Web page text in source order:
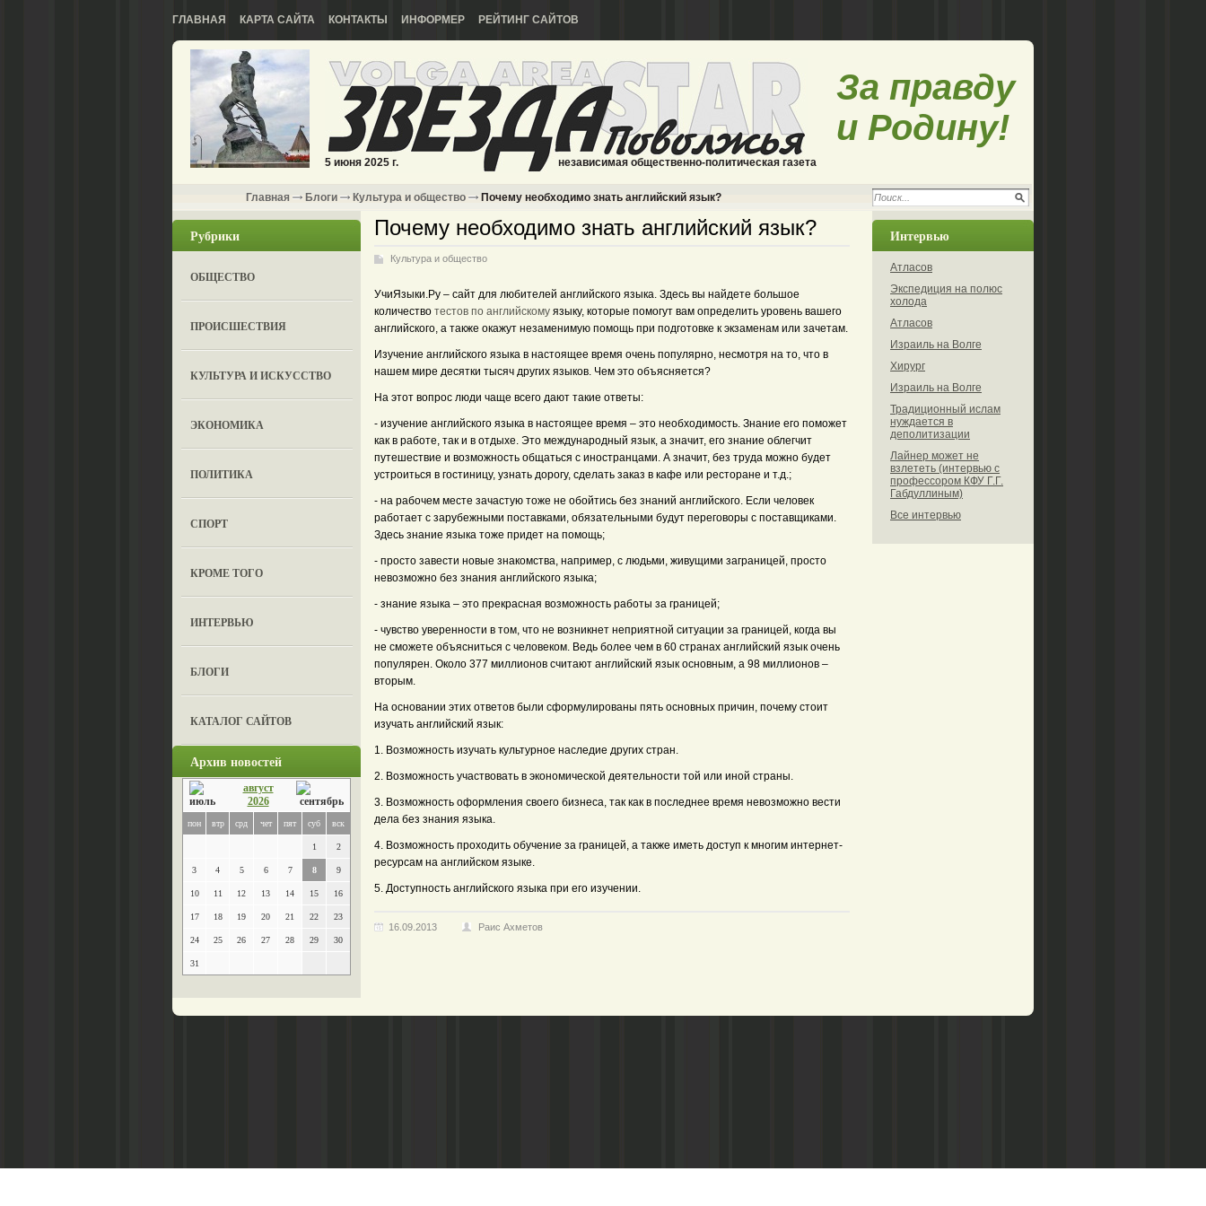
ГЛАВНАЯ КАРТА САЙТА КОНТАКТЫ ИНФОРМЕР РЕЙТИНГ САЙТОВ
5 июня 2025 г. независимая общественно-политическая газета
За правду
и Родину!
Главная Блоги Культура и общество Почему необходимо знать английский язык?
Рубрики
ОБЩЕСТВО
ПРОИСШЕСТВИЯ
КУЛЬТУРА И ИСКУССТВО
ЭКОНОМИКА
ПОЛИТИКА
СПОРТ
КРОМЕ ТОГО
ИНТЕРВЬЮ
БЛОГИ
КАТАЛОГ САЙТОВ
Архив новостей
август
2026
пон втр срд чет пят суб вск
1 2
3 4 5 6 7 8 9
10 11 12 13 14 15 16
17 18 19 20 21 22 23
24 25 26 27 28 29 30
31
Почему необходимо знать английский язык?
Культура и общество
УчиЯзыки.Ру – сайт для любителей английского языка. Здесь вы найдете большое
количество тестов по английскому языку, которые помогут вам определить уровень вашего
английского, а также окажут незаменимую помощь при подготовке к экзаменам или зачетам.
Изучение английского языка в настоящее время очень популярно, несмотря на то, что в
нашем мире десятки тысяч других языков. Чем это объясняется?
На этот вопрос люди чаще всего дают такие ответы:
- изучение английского языка в настоящее время – это необходимость. Знание его поможет
как в работе, так и в отдыхе. Это международный язык, а значит, его знание облегчит
путешествие и возможность общаться с иностранцами. А значит, без труда можно будет
устроиться в гостиницу, узнать дорогу, сделать заказ в кафе или ресторане и т.д.;
- на рабочем месте зачастую тоже не обойтись без знаний английского. Если человек
работает с зарубежными поставками, обязательными будут переговоры с поставщиками.
Здесь знание языка тоже придет на помощь;
- просто завести новые знакомства, например, с людьми, живущими заграницей, просто
невозможно без знания английского языка;
- знание языка – это прекрасная возможность работы за границей;
- чувство уверенности в том, что не возникнет неприятной ситуации за границей, когда вы
не сможете объясниться с человеком. Ведь более чем в 60 странах английский язык очень
популярен. Около 377 миллионов считают английский язык основным, а 98 миллионов –
вторым.
На основании этих ответов были сформулированы пять основных причин, почему стоит
изучать английский язык:
1. Возможность изучать культурное наследие других стран.
2. Возможность участвовать в экономической деятельности той или иной страны.
3. Возможность оформления своего бизнеса, так как в последнее время невозможно вести
дела без знания языка.
4. Возможность проходить обучение за границей, а также иметь доступ к многим интернет-
ресурсам на английском языке.
5. Доступность английского языка при его изучении.
16.09.2013 Раис Ахметов
Интервью
Атласов
Экспедиция на полюс
холода
Атласов
Израиль на Волге
Хирург
Израиль на Волге
Традиционный ислам
нуждается в
деполитизации
Лайнер может не
взлететь (интервью с
профессором КФУ Г.Г.
Габдуллиным)
Все интервью